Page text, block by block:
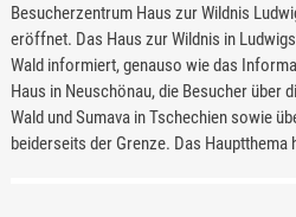
Besucherzentrum Haus zur Wildnis
eröffnet. Das Haus zur Wildnis in
Wald informiert, genauso wie das
Haus in Neuschönau, die Besucher über
Wald und Sumava in Tschechien sowie
beiderseits der Grenze. Das Hauptthema